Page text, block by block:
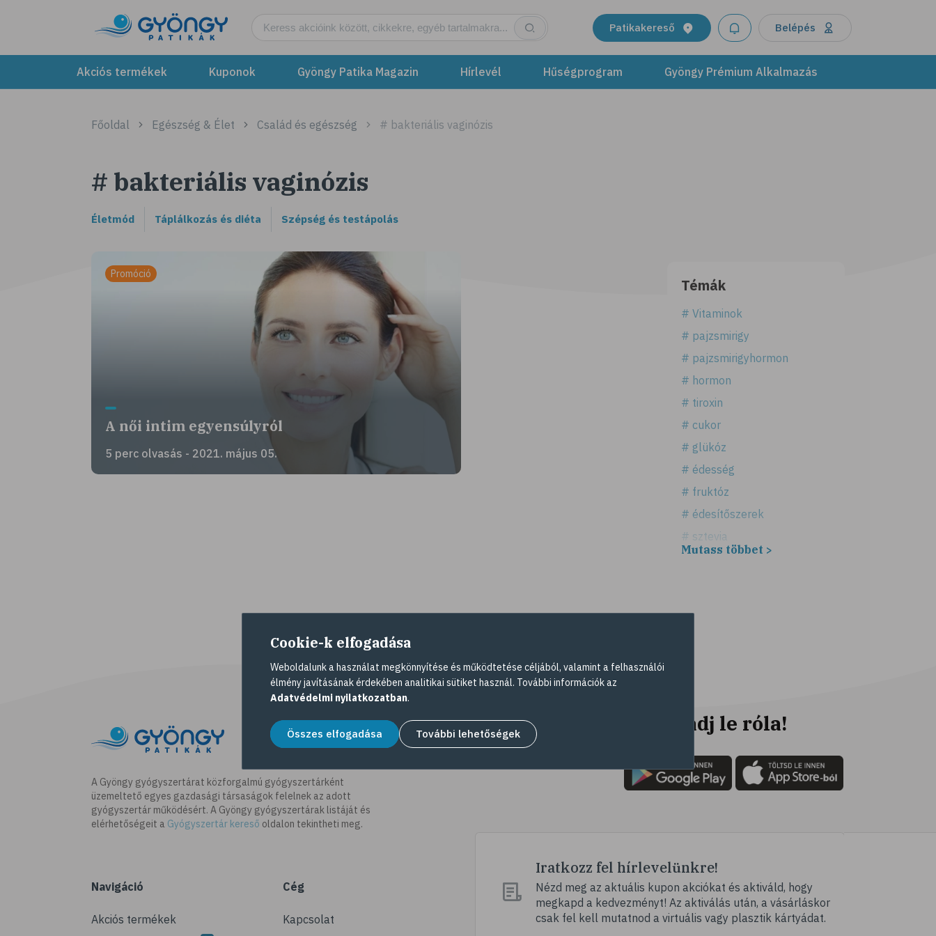
Patikakereső Belépés
Akciós termékek Kuponok Gyöngy Patika Magazin Hírlevél Hűségprogram Gyöngy Prémium Alkalmazás
Főoldal Egészség & Élet Család és egészség # bakteriális vaginózis
# bakteriális vaginózis
Életmód Táplálkozás és diéta Szépség és testápolás
A női intim egyensúlyról
5 perc olvasás - 2021. május 05.
Promóció
Témák
# Vitaminok
# pajzsmirigy
# pajzsmirigyhormon
# hormon
# tiroxin
# cukor
# glükóz
# édesség
# fruktóz
# édesítőszerek
# sztevia
# hal
# egészséges táplálkozás
# omega-3
# D-vitamin
# ízületi fájdalom
# ízületek
# csontok
Mutass többet >
A Gyöngy gyógyszertárat közforgalmú gyógyszertárként
üzemeltető egyes gazdasági társaságok felelnek az adott
gyógyszertár működésért. A Gyöngy gyógyszertárak listáját és
elérhetőségeit a Gyógyszertár kereső oldalon tekintheti meg.
Navigáció
Akciós termékek
Cég
Kapcsolat
Ne maradj le róla!
Iratkozz fel hírlevelünkre!
Nézd meg az aktuális kupon akciókat és aktiváld, hogy
megkapd a kedvezményt! Az aktiválás után, a vásárláskor
csak fel kell mutatnod a virtuális vagy plasztik kártyádat.
Cookie-k elfogadása
Weboldalunk a használat megkönnyítése és működtetése céljából, valamint a felhasználói
élmény javításának érdekében analitikai sütiket használ. További információk az
Adatvédelmi nyilatkozatban.
Összes elfogadása További lehetőségek